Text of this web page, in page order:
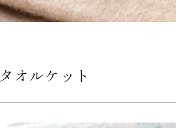
タオルケット